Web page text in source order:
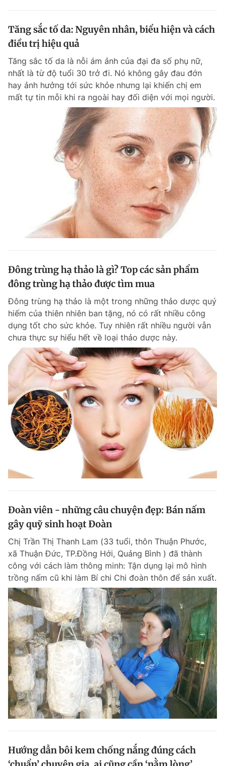
Tăng sắc tố da: Nguyên nhân, biểu hiện và cách
điều trị hiệu quả
Tăng sắc tố da là nỗi ám ảnh của đại đa số phụ nữ,
nhất là từ độ tuổi 30 trở đi. Nó không gây đau đớn
hay ảnh hưởng tới sức khỏe nhưng lại khiến chị em
mất tự tin mỗi khi ra ngoài hay đối diện với mọi người.
Đông trùng hạ thảo là gì? Top các sản phẩm
đông trùng hạ thảo được tìm mua
Đông trùng hạ thảo là một trong những thảo dược quý
hiếm của thiên nhiên ban tặng, nó có rất nhiều công
dụng tốt cho sức khỏe. Tuy nhiên rất nhiều người vẫn
chưa thực sự hiểu hết về loại thảo dược này.
Đoàn viên - những câu chuyện đẹp: Bán nấm
gây quỹ sinh hoạt Đoàn
Chị Trần Thị Thanh Lam (33 tuổi, thôn Thuận Phước,
xã Thuận Đức, TP.Đồng Hới, Quảng Bình ) đã thành
công với cách làm thông minh: Tận dụng lại mô hình
trồng nấm cũ khi làm Bí chi Chi đoàn thôn để sản xuất.
Hướng dẫn bôi kem chống nắng đúng cách